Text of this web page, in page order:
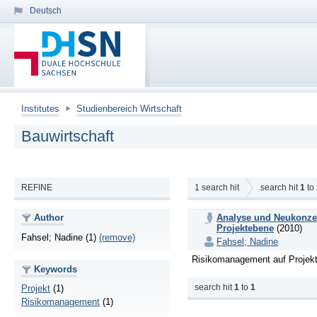
Deutsch
Institutes Studienbereich Wirtschaft
Bauwirtschaft
REFINE
Author
Fahsel; Nadine (1) (remove)
Keywords
Projekt (1)
Risikomanagement (1)
1 search hit search hit 1 to
Analyse und
Projektebene (2010)
Fahsel; Nadine
Risikomanagement auf
search hit1 to 1